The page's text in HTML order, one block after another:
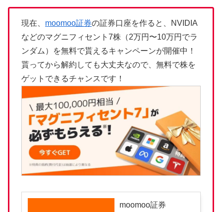
現在、 moomoo証券の証券口座を作ると、NVIDIA
などのマグニフィセント7株（2万円〜10万円でラ
ンダム）を無料で貰えるキャンペーンが開催中！
貰ってから解約しても大丈夫なので、無料で株を
ゲットできるチャンスです！
moomoo証券